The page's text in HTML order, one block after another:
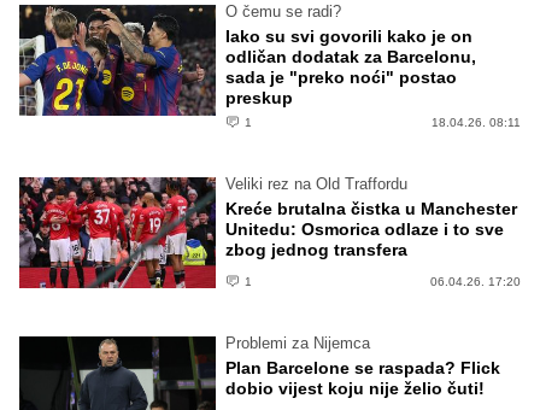
O čemu se radi?
Iako su svi govorili kako je on
odličan dodatak za Barcelonu,
sada je "preko noći" postao
preskup
1 18.04.26. 08:11
Veliki rez na Old Traffordu
Kreće brutalna čistka u Manchester
Unitedu: Osmorica odlaze i to sve
zbog jednog transfera
1 06.04.26. 17:20
Problemi za Nijemca
Plan Barcelone se raspada? Flick
dobio vijest koju nije želio čuti!